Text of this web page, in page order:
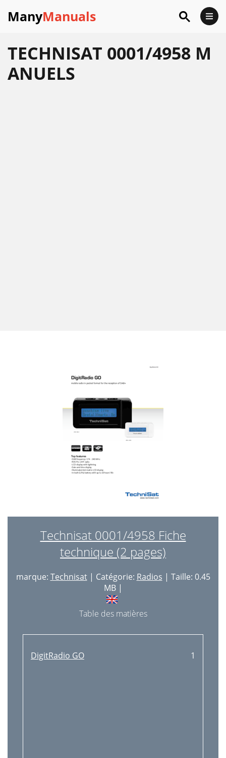
ManyManuals
TECHNISAT 0001/4958 M
ANUELS
Technisat 0001/4958 Fiche
technique (2 pages)
marque: Technisat| Catégorie: Radios | Taille: 0.45
MB |
Table des matières
DigitRadio GO 1